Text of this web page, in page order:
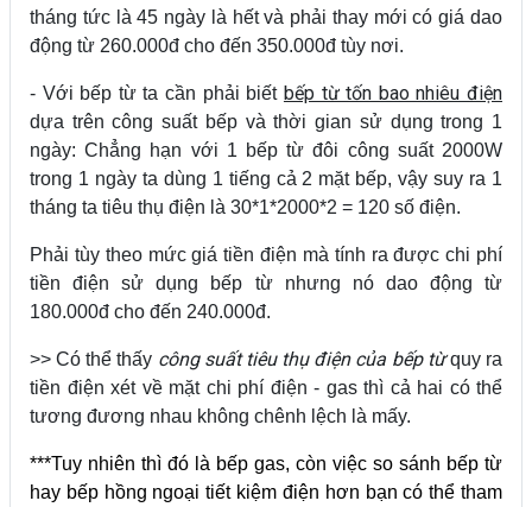
tháng tức là 45 ngày là hết và phải thay mới có giá dao
động từ 260.000đ cho đến 350.000đ tùy nơi.
- Với bếp từ ta cần phải biết bếp từ tốn bao nhiêu điện
dựa trên công suất bếp và thời gian sử dụng trong 1
ngày: Chẳng hạn với 1 bếp từ đôi công suất 2000W
trong 1 ngày ta dùng 1 tiếng cả 2 mặt bếp, vậy suy ra 1
tháng ta tiêu thụ điện là 30*1*2000*2 = 120 số điện.
Phải tùy theo mức giá tiền điện mà tính ra được chi phí
tiền điện sử dụng bếp từ nhưng nó dao động từ
180.000đ cho đến 240.000đ.
>> Có thể thấy công suất tiêu thụ điện của bếp từquy ra
tiền điện xét về mặt chi phí điện - gas thì cả hai có thể
tương đương nhau không chênh lệch là mấy.
***Tuy nhiên thì đó là bếp gas, còn việc so sánh bếp từ
hay bếp hồng ngoại tiết kiệm điện hơn bạn có thể tham